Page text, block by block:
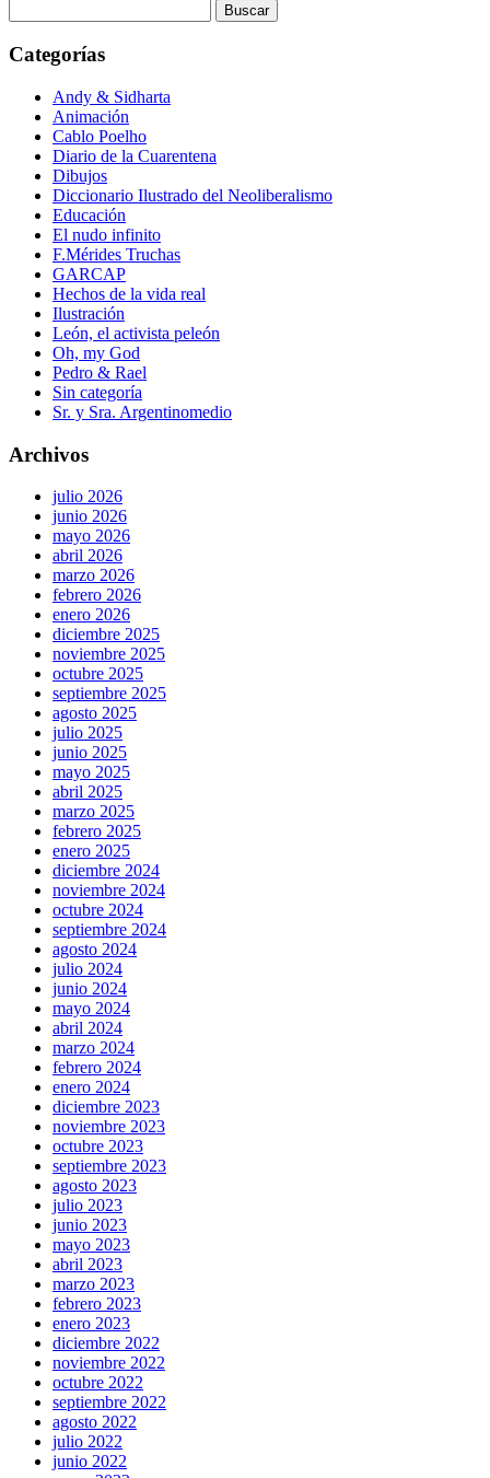
Categorías
Andy & Sidharta
Animación
Cablo Poelho
Diario de la Cuarentena
Dibujos
Diccionario Ilustrado del Neoliberalismo
Educación
El nudo infinito
F.Mérides Truchas
GARCAP
Hechos de la vida real
Ilustración
León, el activista peleón
Oh, my God
Pedro & Rael
Sin categoría
Sr. y Sra. Argentinomedio
Archivos
julio 2026
junio 2026
mayo 2026
abril 2026
marzo 2026
febrero 2026
enero 2026
diciembre 2025
noviembre 2025
octubre 2025
septiembre 2025
agosto 2025
julio 2025
junio 2025
mayo 2025
abril 2025
marzo 2025
febrero 2025
enero 2025
diciembre 2024
noviembre 2024
octubre 2024
septiembre 2024
agosto 2024
julio 2024
junio 2024
mayo 2024
abril 2024
marzo 2024
febrero 2024
enero 2024
diciembre 2023
noviembre 2023
octubre 2023
septiembre 2023
agosto 2023
julio 2023
junio 2023
mayo 2023
abril 2023
marzo 2023
febrero 2023
enero 2023
diciembre 2022
noviembre 2022
octubre 2022
septiembre 2022
agosto 2022
julio 2022
junio 2022